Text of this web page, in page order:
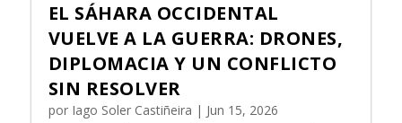
EL SÁHARA OCCIDENTAL
VUELVE A LA GUERRA: DRONES,
DIPLOMACIA Y UN CONFLICTO
SIN RESOLVER
por Iago Soler Castiñeira | Jun 15, 2026